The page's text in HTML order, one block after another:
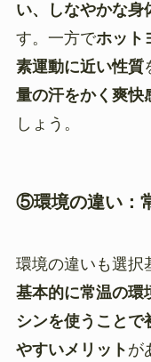
い、しなやかな身
す。一方でホット
素運動に近い性質
量の汗をかく爽快
しょう。
⑤環境の違い：
環境の違いも選択
基本的に常温の環
シンを使うことで
やすいメリット が